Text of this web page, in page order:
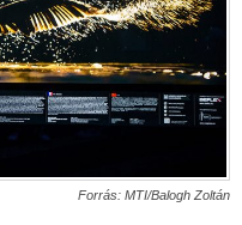
Forrás: MTI/Balogh Zoltán